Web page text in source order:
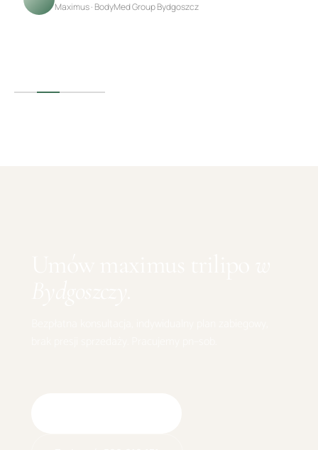
Maximus · BodyMed Group Bydgoszcz